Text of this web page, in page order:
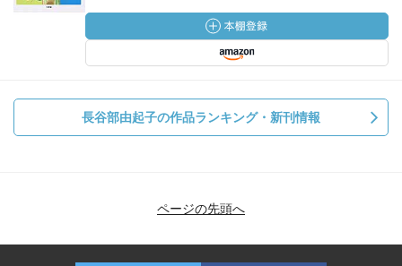
長谷部由起子の作品ランキング・新刊情報
ページの先頭へ